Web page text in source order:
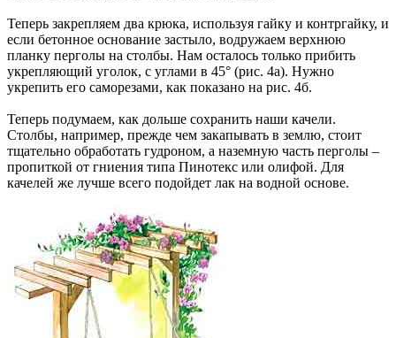
Теперь закрепляем два крюка, используя гайку и контргайку, и
если бетонное основание застыло, водружаем верхнюю
планку перголы на столбы. Нам осталось только прибить
укрепляющий уголок, с углами в 45° (рис. 4а). Нужно
укрепить его саморезами, как показано на рис. 4б.
Теперь подумаем, как дольше сохранить наши качели.
Столбы, например, прежде чем закапывать в землю, стоит
тщательно обработать гудроном, а наземную часть перголы –
пропиткой от гниения типа Пинотекс или олифой. Для
качелей же лучше всего подойдет лак на водной основе.